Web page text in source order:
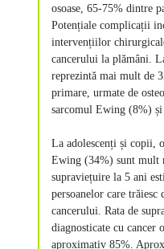
osoase, 65-75% dintre
Potențiale complicații
intervențiilor
cancerului la plămâni.
reprezintă mai mult de
primare, urmate de
sarcomul Ewing (8%)
La adolescenți și copii,
Ewing (34%) sunt mult
supraviețuire la 5 ani
persoanelor care trăiesc
cancerului. Rata de
diagnosticate cu cancer
aproximativ 85%.